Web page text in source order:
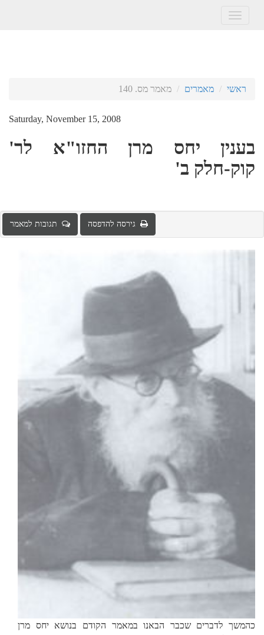
Toggle
ראשי מאמרים מאמר מס. 140
Saturday, November 15, 2008
בענין יחס מרן החזו"א לר'
קוק-חלק ב'
גירסה להדפסה תגובות למאמר
כהמשך לדברים שכבר הבאנו במאמר הקודם בנושא יחס מרן